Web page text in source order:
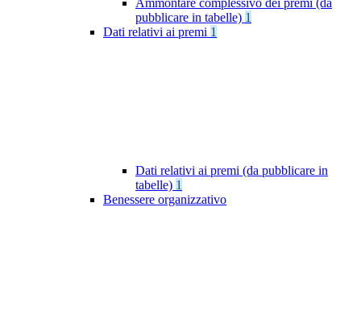
Ammontare complessivo dei premi (da
pubblicare in tabelle) 1
Dati relativi ai premi 1
Dati relativi ai premi (da pubblicare in
tabelle) 1
Benessere organizzativo